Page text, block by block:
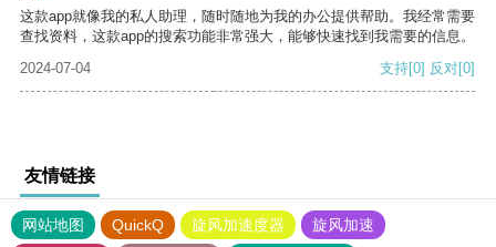
这款app就像我的私人助理，随时随地为我的办公提供帮助。我经常需要
查找资料，这款app的搜索功能非常强大，能够快速找到我需要的信息。
2024-07-04
支持[0] 反对[0]
友情链接
网站地图 QuickQ 旋风加速度器
旋风加速